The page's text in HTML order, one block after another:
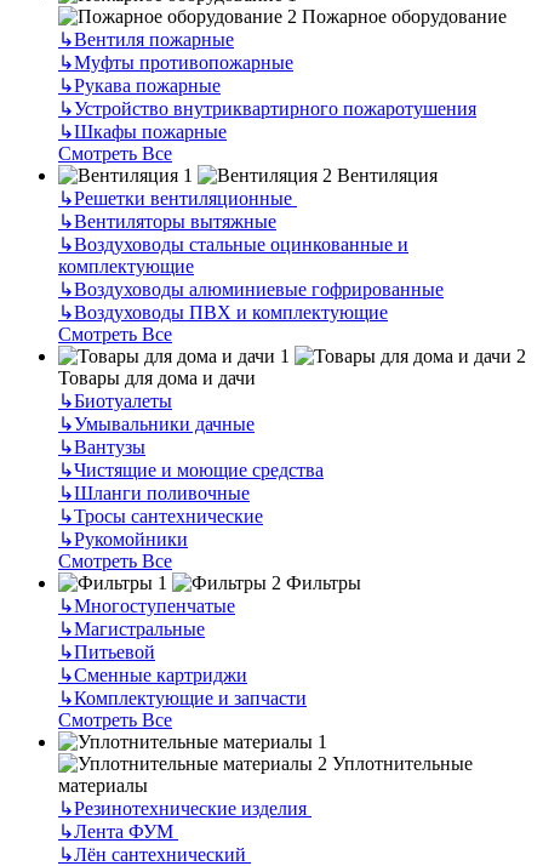
Пожарное оборудование
↳Вентиля пожарные
↳Муфты противопожарные
↳Рукава пожарные
↳Устройство внутриквартирного пожаротушения
↳Шкафы пожарные
Смотреть Все
Вентиляция
↳Решетки вентиляционные
↳Вентиляторы вытяжные
↳Воздуховоды стальные оцинкованные и
комплектующие
↳Воздуховоды алюминиевые гофрированные
↳Воздуховоды ПВХ и комплектующие
Смотреть Все
Товары для дома и дачи
↳Биотуалеты
↳Умывальники дачные
↳Вантузы
↳Чистящие и моющие средства
↳Шланги поливочные
↳Тросы сантехнические
↳Рукомойники
Смотреть Все
Фильтры
↳Многоступенчатые
↳Магистральные
↳Питьевой
↳Сменные картриджи
↳Комплектующие и запчасти
Смотреть Все
Уплотнительные
материалы
↳Резинотехнические изделия
↳Лента ФУМ
↳Лён сантехнический